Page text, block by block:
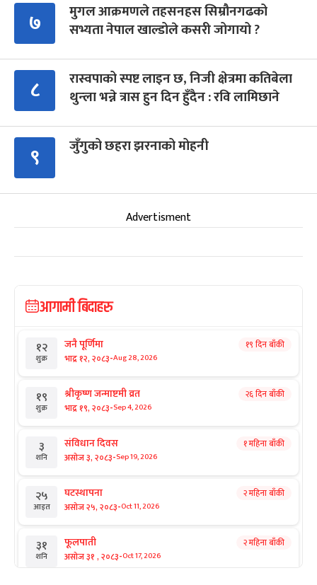
७
मुगल आक्रमणले तहसनहस सिम्रौनगढको
सभ्यता नेपाल खाल्डोले कसरी जोगायो ?
८
रास्वपाको स्पष्ट लाइन छ, निजी क्षेत्रमा कतिबेला
थुन्ला भन्ने त्रास हुन दिन हुँदैन : रवि लामिछाने
९ जुँगुको छहरा झरनाको मोहनी
Advertisment
आगामी बिदाहरु
१२
शुक्र
जनै पूर्णिमा
भाद्र १२, २०८३-Aug 28, 2026
१९ दिन बाँकी
१९
शुक्र
श्रीकृष्ण जन्माष्टमी व्रत
भाद्र १९, २०८३-Sep 4, 2026
२६ दिन बाँकी
३
शनि
संविधान दिवस
असोज ३, २०८३-Sep 19, 2026
१ महिना बाँकी
२५
आइत
घटस्थापना
असोज २५, २०८३-Oct 11, 2026
२ महिना बाँकी
३१
शनि
फूलपाती
असोज ३१ , २०८३-Oct 17, 2026
२ महिना बाँकी